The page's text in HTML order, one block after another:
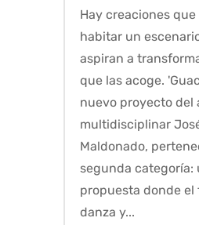
Hay creaciones
habitar un
aspiran a
que las acoge.
nuevo proyecto del
multidisciplinar
Maldonado,
segunda categoría:
propuesta donde el
danza y...